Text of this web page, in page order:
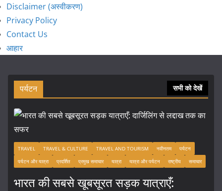
Disclaimer (अस्वीकरण)
Privacy Policy
Contact Us
आहार
पर्यटन सभी को देखें
TRAVEL TRAVEL & CULTURE TRAVEL AND TOURISM नवीनतम
पर्यटन
पर्यटन और यात्रा
प्रदर्शित प्रमुख समाचार यात्रा यात्रा और पर्यटन राष्ट्रीय समाचार
भारत की सबसे खूबसूरत सड़क यात्राएँ: